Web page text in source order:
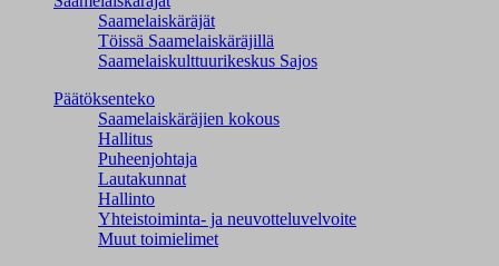
Saamelaiskäräjät
Töissä Saamelaiskäräjillä
Saamelaiskulttuuri­keskus Sajos
Päätöksenteko
Saamelaiskäräjien kokous
Hallitus
Puheenjohtaja
Lautakunnat
Hallinto
Yhteistoiminta- ja neuvotteluvelvoite
Muut toimielimet